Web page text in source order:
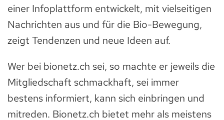
einer Infoplattform entwickelt, mit vielseitigen
Nachrichten aus und für die Bio-Bewegung,
zeigt Tendenzen und neue Ideen auf.
Wer bei bionetz.ch sei, so machte er jeweils die
Mitgliedschaft schmackhaft, sei immer
bestens informiert, kann sich einbringen und
mitreden. Bionetz.ch bietet mehr als meistens